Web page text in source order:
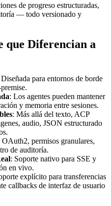
de progreso estructuradas,
— todo versionado y
que Diferencian a
Diseñada para entornos de borde
: Los agentes pueden mantener
y memoria entre sesiones.
: Más allá del texto, ACP
audio, JSON estructurado
OAuth2, permisos granulares,
de auditoría.
: Soporte nativo para SSE y
en vivo.
explícito para transferencias
callbacks de interfaz de usuario